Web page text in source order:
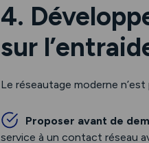
4.
sur
Le réseautage moderne
Proposer avant de
service à un contact réseau